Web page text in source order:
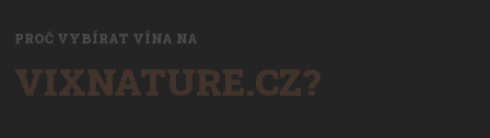
PROČ VYBÍRAT VÍNA NA
VIXNATURE.CZ?